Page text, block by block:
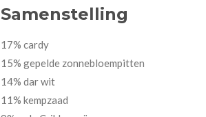
Samenstelling
17% cardy
15% gepelde zonnebloempitten
14% dar wit
11% kempzaad